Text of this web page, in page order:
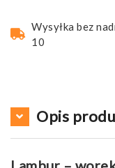
Wysyłka bez
10
Opis